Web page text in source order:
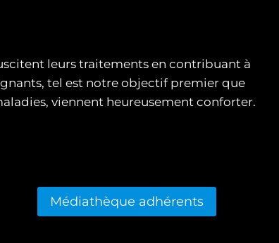
leurs traitements en contribuant à
tel est notre objectif premier que
viennent heureusement conforter.
Médiathèque adhérents